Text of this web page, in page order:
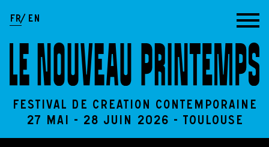
FR EN
Festival de création contemporaine
27 Mai - 28 Juin 2026 - Toulouse